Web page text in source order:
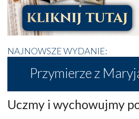
NAJNOWSZE WYDANIE:
Przymierze z
Uczmy i wychowujmy